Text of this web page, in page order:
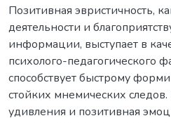
Позитивная эвристичность,
деятельности и
информации, выступает в
психолого-педагогического
способствует быстрому
стойких мнемических
удивления и позитивная